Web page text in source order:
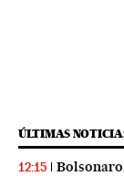
ÚLTIMAS
12:15